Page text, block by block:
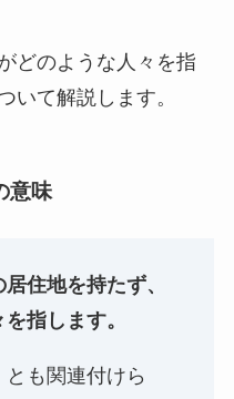
どのような人々を指
いて解説します。
意味
住地を持たず、
指します。
も関連付けら